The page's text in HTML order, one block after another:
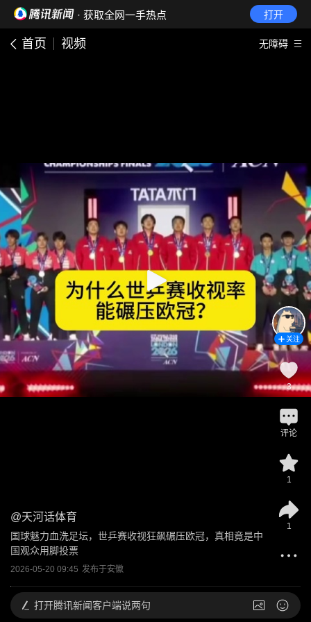
· 获取全网一手热点 打开
首页 视频 无障碍
@天河话体育
国球魅力血洗足坛，世乒赛收视狂飙碾压欧冠，真相竟是中
国观众用脚投票
2026-05-20 09:45 发布于安徽
关注
3
评论
1
1
打开腾讯新闻客户端说两句